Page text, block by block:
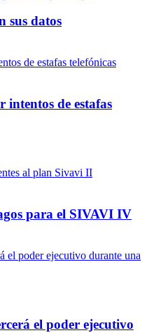
sus datos
de estafas
para el SIVAVI IV
el poder ejecutivo